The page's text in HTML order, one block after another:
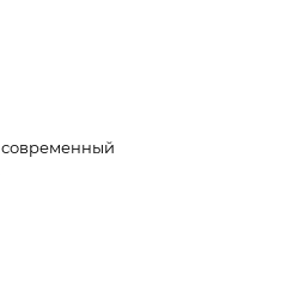
современный